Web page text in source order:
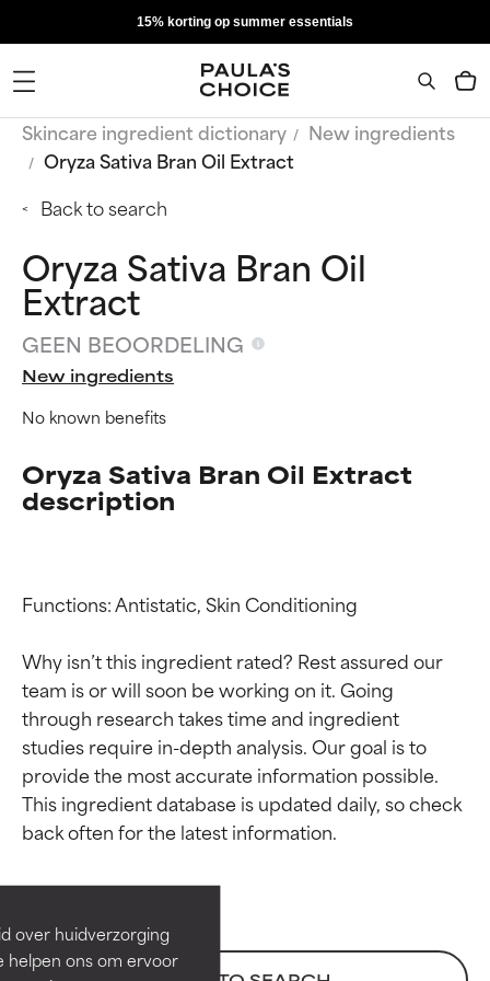
over huidverzorging
helpen ons om ervoor
15% korting op summer essentials
Skincare ingredient dictionary
New ingredients
Oryza Sativa Bran Oil Extract
Back to search
Oryza Sativa Bran Oil
Extract
GEEN BEOORDELING
New ingredients
No known benefits
Oryza Sativa Bran Oil Extract
description
Functions: Antistatic, Skin Conditioning
Why isn’t this ingredient rated? Rest assured our
team is or will soon be working on it. Going
through research takes time and ingredient
studies require in-depth analysis. Our goal is to
provide the most accurate information possible.
This ingredient database is updated daily, so check
Beoordelingen van
ingrediënten
Bewezen en ondersteund door
onafhankelijk onderzoek.
Beoordelingen van
ingrediënten
Bewezen en ondersteund door
onafhankelijk onderzoek.